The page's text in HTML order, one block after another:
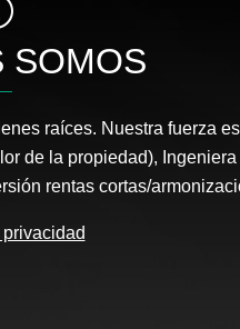
SOMOS
raíces. Nuestra fuerza
de la propiedad),
rentas cortas/